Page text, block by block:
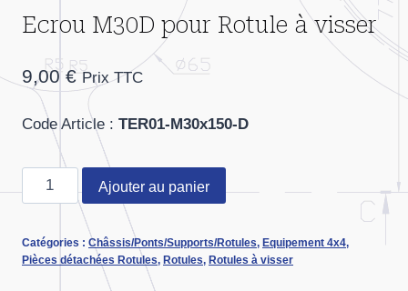
Ecrou M30D pour Rotule à visser
9,00€ Prix TTC
Code Article : TER01-M30x150-D
quantité
de
M30D
Ajouter au panier
Catégories : Châssis/Ponts/Supports/Rotules, Equipement 4x4,
Pièces détachées Rotules, Rotules, Rotules à visser